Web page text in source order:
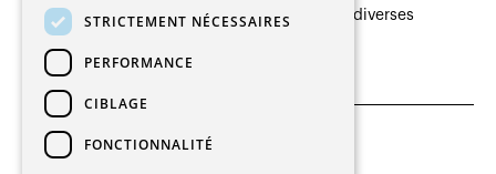
Régies immobilières
Gestion PPE
Constructions diverses
CGU et Politique de confidentialités
STRICTEMENT NÉCESSAIRES
PERFORMANCE
CIBLAGE
FONCTIONNALITÉ